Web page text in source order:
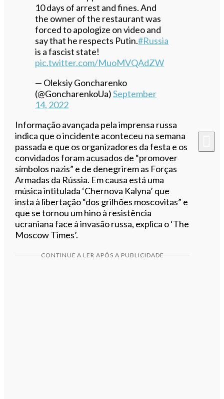
10 days of arrest and fines. And
the owner of the restaurant was
forced to apologize on video and
say that he respects Putin.#Russia
is a fascist state!
pic.twitter.com/MuoMVQAdZW
— Oleksiy Goncharenko
(@GoncharenkoUa)September
14, 2022
Informação avançada pela imprensa russa
indica que o incidente aconteceu na semana
passada e que os organizadores da festa e os
convidados foram acusados de “promover
símbolos nazis” e de denegrirem as Forças
Armadas da Rússia. Em causa está uma
música intitulada ‘Chernova Kalyna’ que
insta à libertação “dos grilhões moscovitas” e
que se tornou um hino à resistência
ucraniana face à invasão russa, explica o ‘The
Moscow Times’.
CONTINUE A LER APÓS A PUBLICIDADE